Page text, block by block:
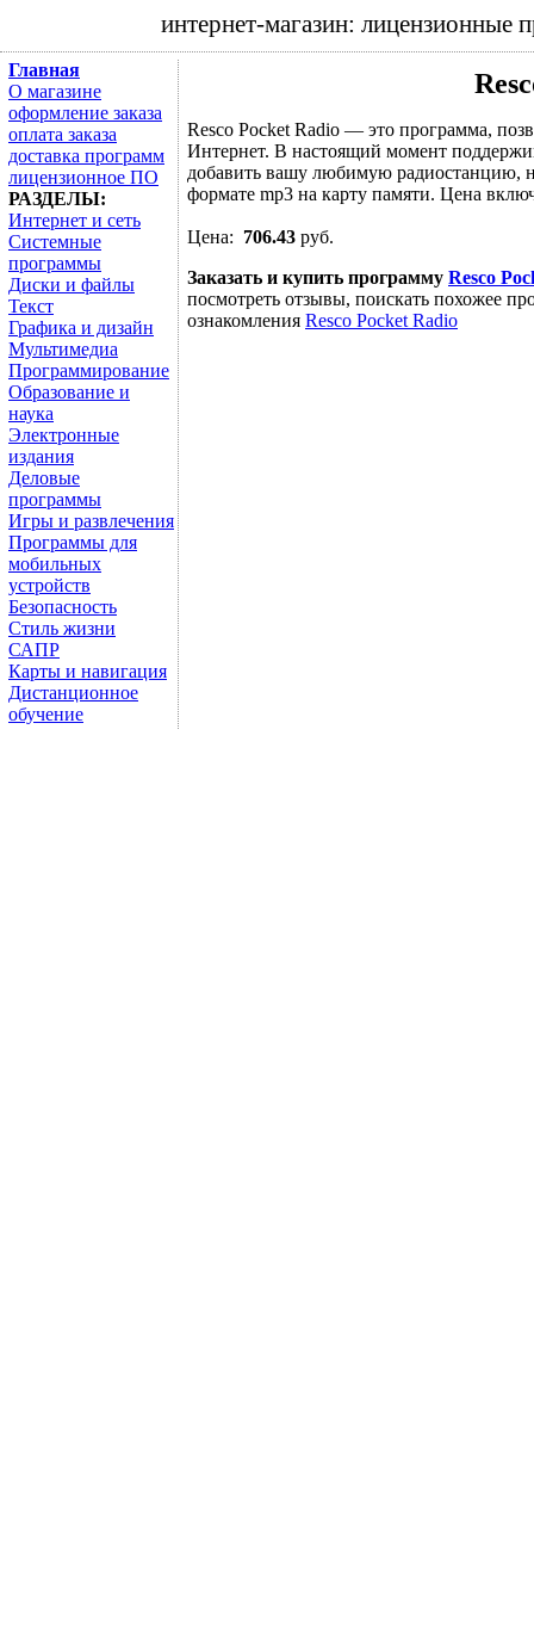
интернет-магазин:
Главная
О магазине
оформление заказа
оплата заказа
доставка программ
лицензионное ПО
РАЗДЕЛЫ:
Интернет и сеть
Системные
программы
Диски и файлы
Текст
Графика и дизайн
Мультимедиа
Программирование
Образование и
наука
Электронные
издания
Деловые
программы
Игры и развлечения
Программы для
мобильных
устройств
Безопасность
Стиль жизни
САПР
Карты и навигация
Дистанционное
обучение
Resco Pocket Radio — это программа,
Интернет. В настоящий момент
добавить вашу любимую радиостанцию,
формате mp3 на карту памяти. Цена
Цена: 706.43 руб.
Заказать и купить программу Resco
посмотреть отзывы, поискать похожее
ознакомления Resco Pocket Radio